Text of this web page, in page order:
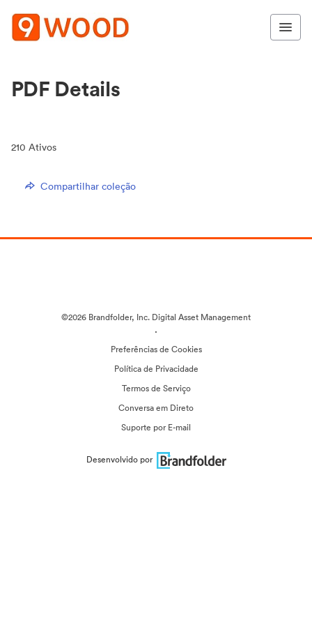
PDF Details
210 Ativos
Compartilhar coleção
©2026 Brandfolder, Inc. Digital Asset Management
·
Preferências de Cookies
Política de Privacidade
Termos de Serviço
Conversa em Direto
Suporte por E-mail
Desenvolvido por